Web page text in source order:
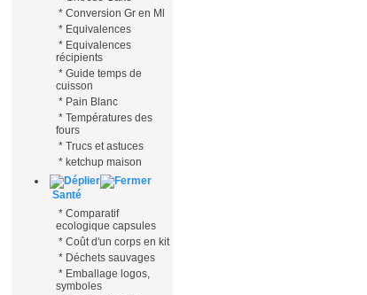
* Conversion Gr en Ml
* Equivalences
* Equivalences
récipients
* Guide temps de
cuisson
* Pain Blanc
* Températures des
fours
* Trucs et astuces
* ketchup maison
Santé
* Comparatif
ecologique capsules
* Coût d'un corps en kit
* Déchets sauvages
* Emballage logos,
symboles